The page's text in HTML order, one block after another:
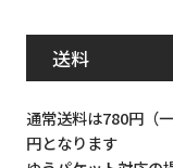
送料
通常送料は780円（
円となります